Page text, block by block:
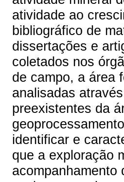
atividade ao
bibliográfico de
dissertações e
coletados nos
de campo, a área
analisadas
preexistentes da
identificar e
que a exploração
acompanhamento